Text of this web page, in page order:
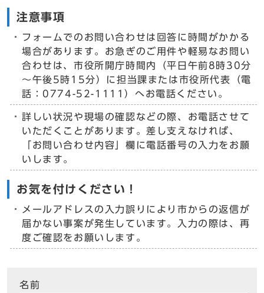
注意事項
フォームでのお問い合わせは回答に時間がかかる
場合があります。お急ぎのご用件や軽易なお問い
合わせは、市役所開庁時間内（平日午前8時30分
～午後5時15分）に担当課または市役所代表（電
話：0774-52-1111）へお電話ください。
詳しい状況や現場の確認などの際、お電話させて
いただくことがあります。差し支えなければ、
「お問い合わせ内容」欄に電話番号の入力をお願
いします。
お気を付けください！
メールアドレスの入力誤りにより市からの返信が
届かない事案が発生しています。入力の際は、再
度ご確認をお願いします。
名前